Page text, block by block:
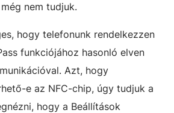
nem tudjuk.
hogy telefonunk rendelkezzen
funkciójához hasonló elven
Azt, hogy
e az NFC-chip, úgy tudjuk a
hogy a Beállítások